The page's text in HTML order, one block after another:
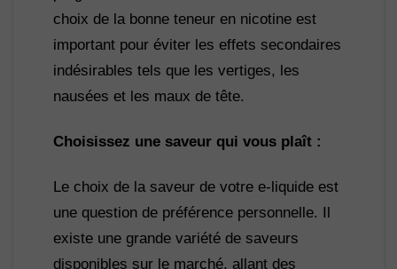
choix de la bonne teneur en nicotine est
important pour éviter les effets secondaires
indésirables tels que les vertiges, les
nausées et les maux de tête.
Choisissez une saveur qui vous plaît :
Le choix de la saveur de votre e-liquide est
une question de préférence personnelle. Il
existe une grande variété de saveurs
disponibles sur le marché, allant des